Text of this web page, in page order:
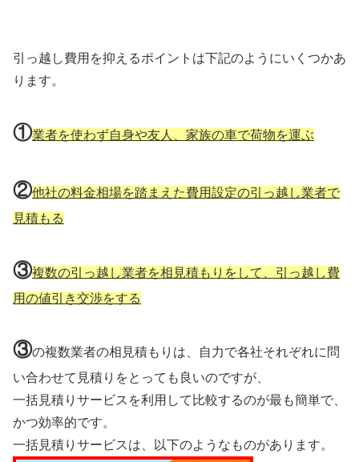
引っ越し費用を抑えるポイントは下記のようにいくつかあ
ります。
①業者を使わず自身や友人、家族の車で荷物を運ぶ
②他社の料金相場を踏まえた費用設定の引っ越し業者で
見積もる
③複数の引っ越し業者を相見積もりをして、引っ越し費
用の値引き交渉をする
③の複数業者の相見積もりは、自力で各社それぞれに問
い合わせて見積りをとっても良いのですが、
一括見積りサービスを利用して比較するのが最も簡単で、
かつ効率的です。
一括見積りサービスは、以下のようなものがあります。